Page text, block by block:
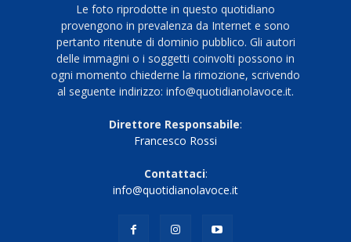
Le foto riprodotte in questo quotidiano
provengono in prevalenza da Internet e sono
pertanto ritenute di dominio pubblico. Gli autori
delle immagini o i soggetti coinvolti possono in
ogni momento chiederne la rimozione, scrivendo
al seguente indirizzo: info@quotidianolavoce.it.
Direttore Responsabile:
Francesco Rossi
Contattaci:
info@quotidianolavoce.it